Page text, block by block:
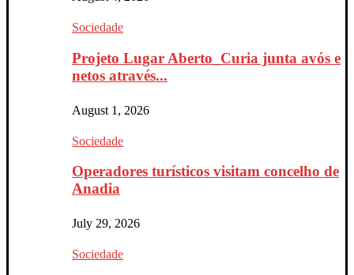
Sociedade
Projeto Lugar Aberto_Curia junta avós e
netos através...
August 1, 2026
Sociedade
Operadores turísticos visitam concelho de
Anadia
July 29, 2026
Sociedade